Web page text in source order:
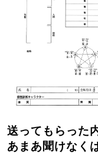
送ってもらった
あまあ聞けなく